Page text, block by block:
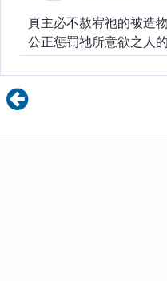
真主必不赦宥祂的被造
公正惩罚祂所意欲之人